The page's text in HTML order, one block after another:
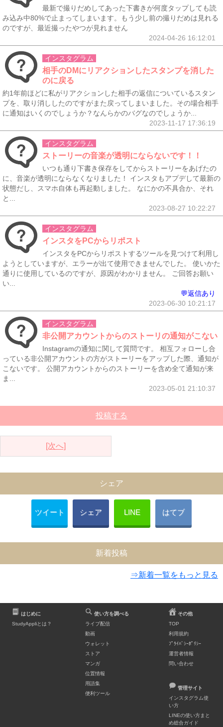
最新で撮りだめしてあった下書きが何度タップしても読
み込み中80%で止まってしまいます。もう少し前の撮りだめは見れる
のですが、最近撮ったやつが見れません
2024-04-26 16:12:01
インスタグラム
相手のDMにリアクションしたスタンプを消した
のに戻る
約1年前ほどに私がリアクションした相手の返信についているスタン
プを、取り消ししたのですがまた戻ってしまいました。その場合相手
に通知はいくのでしょうか？なんらかのバグなのでしょうか...
2023-11-17 17:36:19
インスタグラム
ストーリーの音楽が透明にならないです！！
いつも通り下書き保存をしてからストーリーをあげたの
に、音楽が透明にならなくなりました！ インスタもアプデして最新の
状態だし、スマホ自体も再起動しました。 なにかの不具合か、それ
と...
2023-08-27 10:22:27
インスタグラム
インスタをPCからリポスト
インスタをPCからリポストするツールを見つけて利用し
ようとしていますが、エラーが出て使用できませんでした。 使いかた
通りに使用しているのですが、原因がわかりません。 ご回答お願い
い...
💬返信あり
2023-06-30 10:21:17
インスタグラム
非公開アカウントからのストーリの通知がこない
Instagramの通知に関して質問です。 相互フォローし合
っている非公開アカウントの方がストーリーをアップした際、通知が
こないです。 公開アカウントからのストーリーを含め全て通知が来
ま...
2023-05-01 21:10:37
投稿する
[次へ]
シェア
ツイート シェア LINE はてブ
新着投稿
⇒新着一覧をもっと見る
はじめに
StudyAppliとは？
使い方を調べる
ライブ配信
動画
ウォレット
ストア
マンガ
位置情報
用語集
便利ツール
その他
TOP
利用規約
ﾌﾟﾗｲﾊﾞｼｰﾎﾟﾘｼｰ
運営者情報
問い合わせ
管理サイト
インスタグラム使
い方
LINEの使い方まと
め総合ガイド